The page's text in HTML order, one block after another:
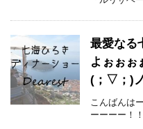
最愛なる
よぉぉぉ
(；▽；)
こんばんは
ーーーー！